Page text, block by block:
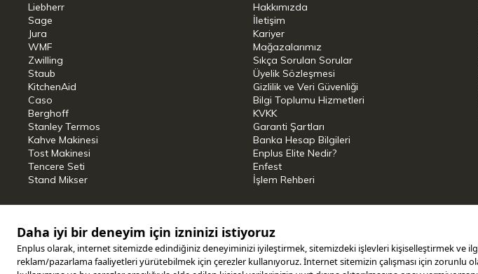
Liebherr
Sage
Jura
WMF
Zwilling
Staub
KitchenAid
Caso
Berghoff
Stanley Termos
Kahve Makinesi
Tost Makinesi
Tencere Seti
Stand Mikser
Hakkımızda
İletişim
Kariyer
Mağazalarımız
Sıkça Sorulan Sorular
Üyelik Sözleşmesi
Gizlilik ve Veri Güvenliği
Bilgi Toplumu Hizmetleri
KVKK
Garanti Şartları
Banka Hesap Bilgileri
Enplus Elite Nedir?
Enfest
İşlem Rehberi